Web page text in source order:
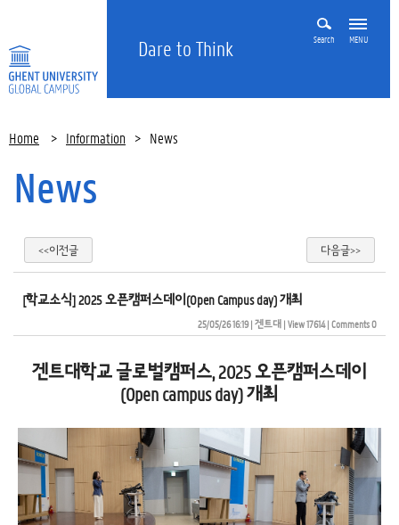
Dare to Think Search MENU
Home > Information > News
News
<<이전글 다음글>>
[학교소식] 2025 오픈캠퍼스데이(Open Campus day) 개최
25/05/26 16:19| 겐트대| View 17614| Comments 0
겐트대학교 글로벌캠퍼스, 2025 오픈캠퍼스데이
(Open campus day) 개최